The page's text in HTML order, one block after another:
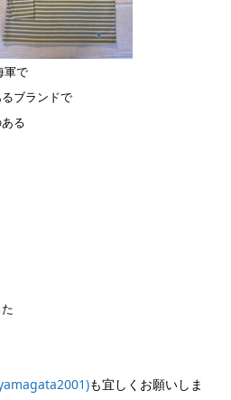
軍で
ブランドで
る
も宜しくお願いしま